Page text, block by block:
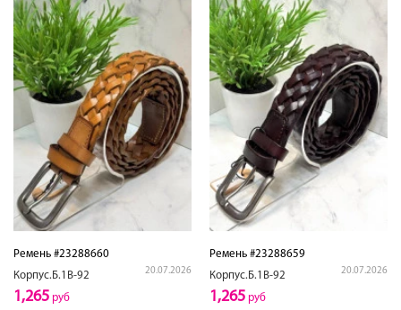
Ремень #23288660
Корпус.Б.1В-92
20.07.2026
1,265 руб
Ремень #23288659
Корпус.Б.1В-92
20.07.2026
1,265 руб